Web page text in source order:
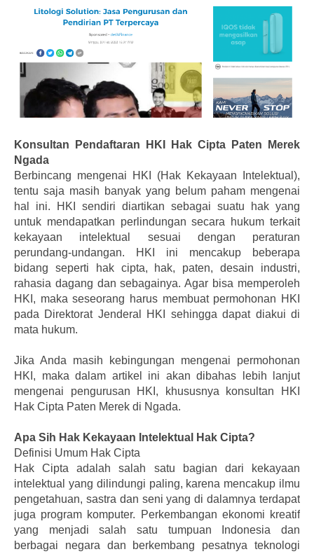
Konsultan Pendaftaran HKI Hak Cipta Paten Merek
Ngada
Berbincang mengenai HKI (Hak Kekayaan Intelektual),
tentu saja masih banyak yang belum paham mengenai
hal ini. HKI sendiri diartikan sebagai suatu hak yang
untuk mendapatkan perlindungan secara hukum terkait
kekayaan intelektual sesuai dengan peraturan
perundang-undangan. HKI ini mencakup beberapa
bidang seperti hak cipta, hak, paten, desain industri,
rahasia dagang dan sebagainya. Agar bisa memperoleh
HKI, maka seseorang harus membuat permohonan HKI
pada Direktorat Jenderal HKI sehingga dapat diakui di
mata hukum.
Jika Anda masih kebingungan mengenai permohonan
HKI, maka dalam artikel ini akan dibahas lebih lanjut
mengenai pengurusan HKI, khususnya konsultan HKI
Hak Cipta Paten Merek di Ngada.
Apa Sih Hak Kekayaan Intelektual Hak Cipta?
Definisi Umum Hak Cipta
Hak Cipta adalah salah satu bagian dari kekayaan
intelektual yang dilindungi paling, karena mencakup ilmu
pengetahuan, sastra dan seni yang di dalamnya terdapat
juga program komputer. Perkembangan ekonomi kreatif
yang menjadi salah satu tumpuan Indonesia dan
berbagai negara dan berkembang pesatnya teknologi